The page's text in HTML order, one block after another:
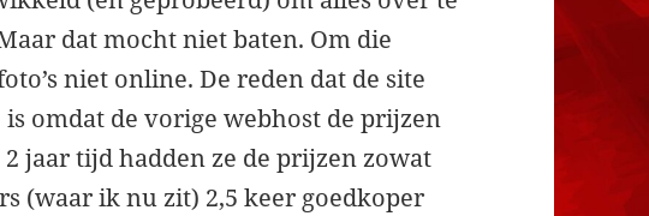
dat mocht niet baten. Om die
niet online. De reden dat de site
omdat de vorige webhost de prijzen
jaar tijd hadden ze de prijzen zowat
(waar ik nu zit) 2,5 keer goedkoper